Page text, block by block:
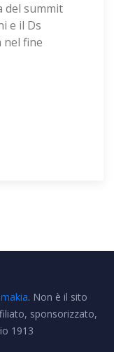
del summit
e il Ds
nel fine
makia. Non è il sito
sponsorizzato,
1913